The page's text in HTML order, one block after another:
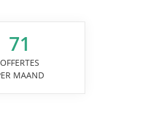
71
OFFERTES
MAAND